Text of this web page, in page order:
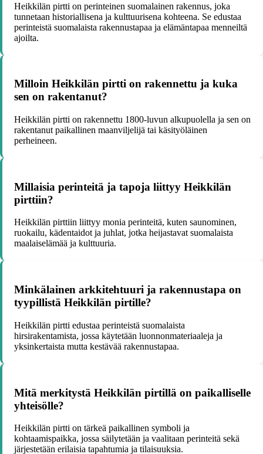
Heikkilän pirtti on perinteinen suomalainen rakennus, joka
tunnetaan historiallisena ja kulttuurisena kohteena. Se edustaa
perinteistä suomalaista rakennustapaa ja elämäntapaa menneiltä
ajoilta.
Milloin Heikkilän pirtti on rakennettu ja kuka
sen on rakentanut?
Heikkilän pirtti on rakennettu 1800-luvun alkupuolella ja sen on
rakentanut paikallinen maanviljelijä tai käsityöläinen
perheineen.
Millaisia perinteitä ja tapoja liittyy Heikkilän
pirttiin?
Heikkilän pirttiin liittyy monia perinteitä, kuten saunominen,
ruokailu, kädentaidot ja juhlat, jotka heijastavat suomalaista
maalaiselämää ja kulttuuria.
Minkälainen arkkitehtuuri ja rakennustapa on
tyypillistä Heikkilän pirtille?
Heikkilän pirtti edustaa perinteistä suomalaista
hirsirakentamista, jossa käytetään luonnonmateriaaleja ja
yksinkertaista mutta kestävää rakennustapaa.
Mitä merkitystä Heikkilän pirtillä on paikalliselle
yhteisölle?
Heikkilän pirtti on tärkeä paikallinen symboli ja
kohtaamispaikka, jossa säilytetään ja vaalitaan perinteitä sekä
järjestetään erilaisia tapahtumia ja tilaisuuksia.